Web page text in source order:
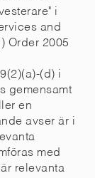
i
and
Order 2005
(d) i
gemensamt
en
avser är i
med
relevanta